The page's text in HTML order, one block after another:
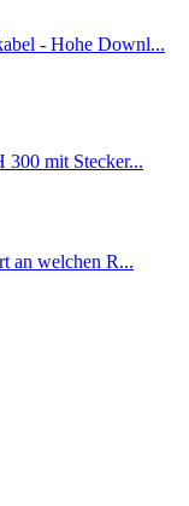
- Hohe Downl...
300 mit Stecker...
an welchen R...